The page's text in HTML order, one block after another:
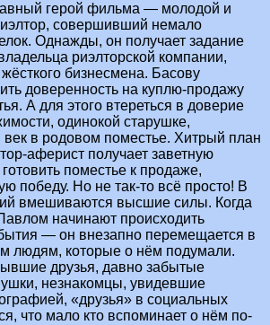
герой фильма — молодой и
совершивший немало
Однажды, он получает задание
риэлторской компании,
бизнесмена. Басову
доверенность на куплю-продажу
А для этого втереться в доверие
одинокой старушке,
в родовом поместье. Хитрый план
аферист получает заветную
поместье к продаже,
победу. Но не так-то всё просто! В
вмешиваются высшие силы. Когда
начинают происходить
— он внезапно перемещается в
людям, которые о нём подумали.
друзья, давно забытые
незнакомцы, увидевшие
«друзья» в социальных
что мало кто вспоминает о нём по-